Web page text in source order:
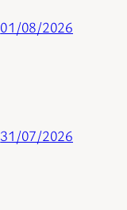
01/08/2026
31/07/2026